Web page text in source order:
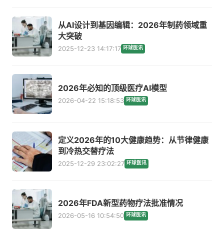
从AI设计到基因编辑：2026年制药领域重
大突破
2025-12-23 14:17:17 环球医讯
2026年必知的顶级医疗AI模型
2026-04-22 15:18:53 环球医讯
定义2026年的10大健康趋势：从节律健康
到冷热交替疗法
2025-12-29 23:02:27 环球医讯
2026年FDA新型药物疗法批准情况
2026-05-16 10:54:50 环球医讯